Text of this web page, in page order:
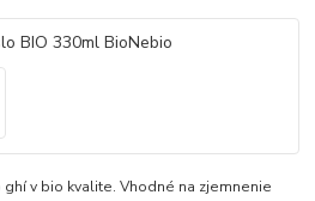
v bio kvalite. Vhodné na zjemnenie